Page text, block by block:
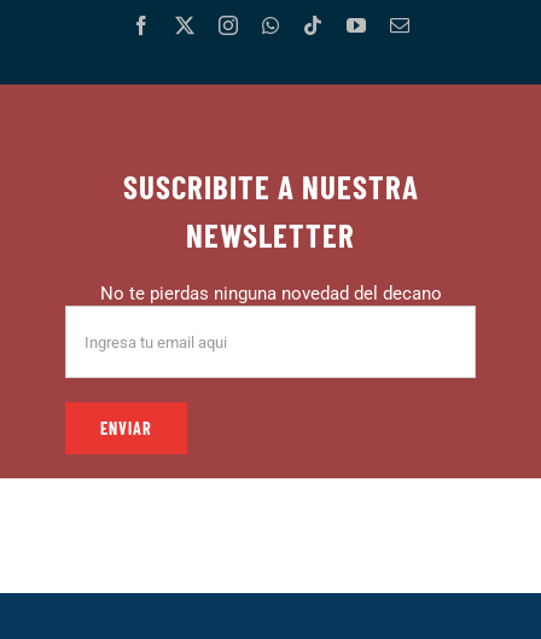
SUSCRIBITE A NUESTRA
NEWSLETTER
No te pierdas ninguna novedad del decano